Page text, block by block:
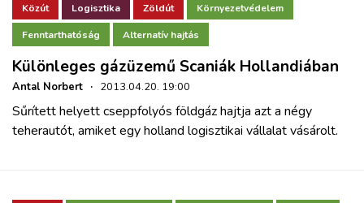
Közút Logisztika Zöldút Környezetvédelem
Fenntarthatóság Alternatív hajtás
Különleges gázüzemű Scaniák Hollandiában
Antal Norbert · 2013.04.20. 19:00
Sűrített helyett cseppfolyós földgáz hajtja azt a négy
teherautót, amiket egy holland logisztikai vállalat vásárolt.